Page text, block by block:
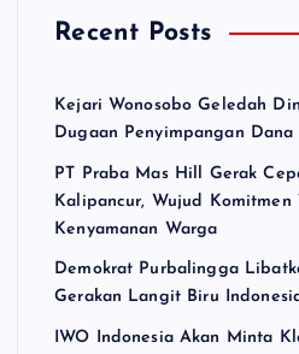
Recent Posts
Kejari Wonosobo Geledah
Dugaan Penyimpangan
PT Praba Mas Hill Gerak
Kalipancur, Wujud Komitmen
Kenyamanan Warga
Demokrat Purbalingga
Gerakan Langit Biru
IWO Indonesia Akan Minta